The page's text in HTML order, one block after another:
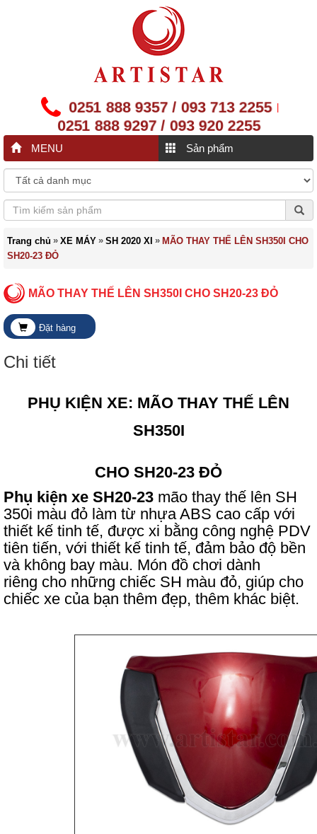
0251 888 9357 / 093 713 2255
0251 888 9297 / 093 920 2255
MENU Sản phẩm
Trang chủ » XE MÁY » SH 2020 XI » MÃO THAY THẾ LÊN SH350I CHO
SH20-23 ĐỎ
MÃO THAY THẾ LÊN SH350I CHO SH20-23 ĐỎ
Đặt hàng
Chi tiết
PHỤ KIỆN XE: MÃO THAY THẾ LÊN
SH350I
CHO SH20-23 ĐỎ
Phụ kiện xe SH20-23 mão thay thế lên SH
350i màu đỏ làm từ nhựa ABS cao cấp với
thiết kế tinh tế, được xi bằng công nghệ PDV
tiên tiến, với thiết kế tinh tế, đảm bảo độ bền
và không bay màu. Món đồ chơi dành
riêng cho những chiếc SH màu đỏ, giúp cho
chiếc xe của bạn thêm đẹp, thêm khác biệt.